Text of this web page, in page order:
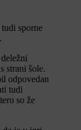
sporne
strani šole.
odpovedan
tudi
so že